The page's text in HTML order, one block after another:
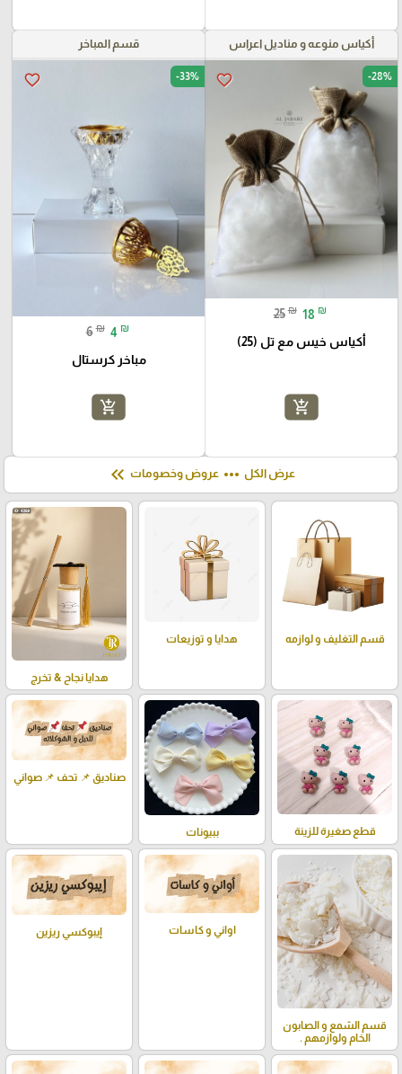
أكياس منوعه و مناديل اعراس
favorite_border -28%
25 ₪ 18 ₪
أكياس خيس مع تل (25)
add_shopping_cart
قسم المباخر
favorite_border -33%
6 ₪ 4 ₪
مباخر كرستال
add_shopping_cart
عرض الكل more_horiz عروض وخصومات keyboard_double_arrow_left
قسم التغليف و لوازمه هدايا و توزيعات
هدايا نجاح & تخرج
قطع صغيرة للزينة ببيونات
صناديق 📌 تحف 📌 صواني
قسم الشمع و الصابون
الخام ولوازمهم .
اواني و كاسات إيبوكسي ريزين